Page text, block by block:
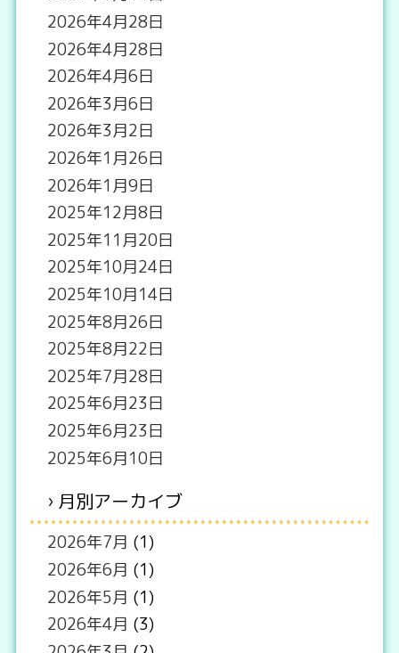
2026年4月28日
2026年4月28日
2026年4月6日
2026年3月6日
2026年3月2日
2026年1月26日
2026年1月9日
2025年12月8日
2025年11月20日
2025年10月24日
2025年10月14日
2025年8月26日
2025年8月22日
2025年7月28日
2025年6月23日
2025年6月23日
2025年6月10日
月別アーカイブ
2026年7月 (1)
2026年6月 (1)
2026年5月 (1)
2026年4月 (3)